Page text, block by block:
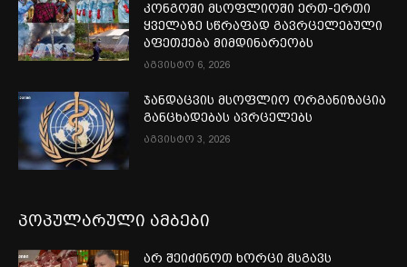
კონგოში მსოფლიოში ერთ-ერთი
ყველაზე სწრაფად გავრცელებული
აფეთქება მიმდინარეობს
აგვისტო 6, 2026
ჯანდაცვის მსოფლიო ორგანიზაცია
განცხადებას ავრცელებს
აგვისტო 3, 2026
პოპულარული ამბები
არ შეიძინოთ ხორცი მსგავს